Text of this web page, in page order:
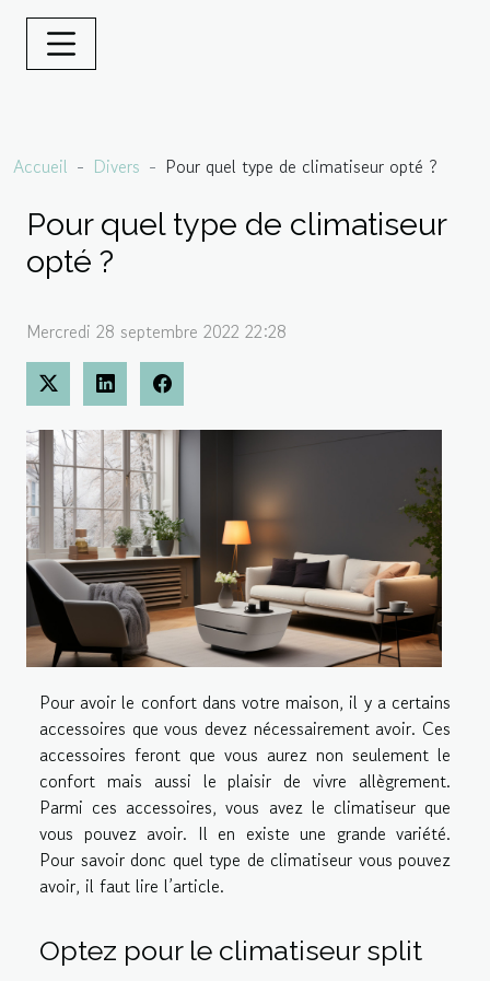
Accueil Divers Pour quel type de climatiseur opté ?
Pour quel type de climatiseur
opté ?
Mercredi 28 septembre 2022 22:28
Pour avoir le confort dans votre maison, il y a certains
accessoires que vous devez nécessairement avoir. Ces
accessoires feront que vous aurez non seulement le
confort mais aussi le plaisir de vivre allègrement.
Parmi ces accessoires, vous avez le climatiseur que
vous pouvez avoir. Il en existe une grande variété.
Pour savoir donc quel type de climatiseur vous pouvez
avoir, il faut lire l’article.
Optez pour le climatiseur split